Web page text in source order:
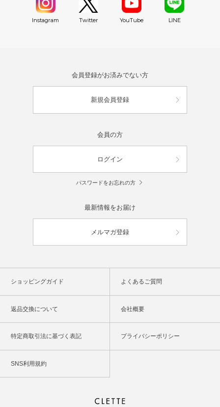
Instagram Twitter YouTube LINE
会員登録がお済みでない方
新規会員登録
会員の方
ログイン
パスワードをお忘れの方
最新情報をお届け
メルマガ登録
ショッピングガイド よくあるご質問
返品交換について 会社概要
特定商取引法に基づく表記 プライバシーポリシー
SNS利用規約